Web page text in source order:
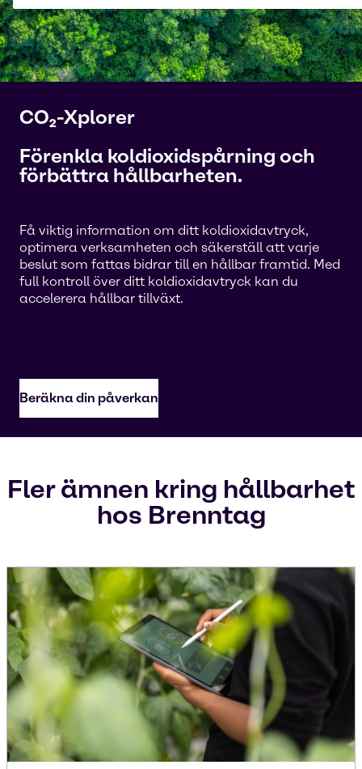
CO₂-Xplorer
Förenkla koldioxidspårning och
förbättra hållbarheten.
Få viktig information om ditt koldioxidavtryck,
optimera verksamheten och säkerställ att varje
beslut som fattas bidrar till en hållbar framtid. Med
full kontroll över ditt koldioxidavtryck kan du
accelerera hållbar tillväxt.
Beräkna din påverkan
Fler ämnen kring hållbarhet
hos Brenntag